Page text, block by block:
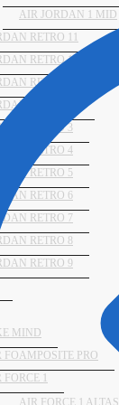
AIR JORDAN 1 MID
RETRO 11
RETRO 12
RETRO 13
RETRO 14
RETRO 3
RETRO 4
RETRO 5
RETRO 6
RETRO 7
RETRO 8
RETRO 9
MIND
FOAMPOSITE PRO
FORCE 1
AIR FORCE 1 ALTAS